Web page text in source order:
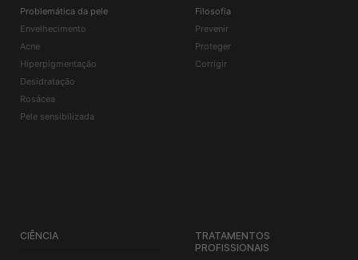
Problemática da pele
Envelhecimento
Acne
Hiperpigmentação
Desidratação
Rosácea
Pele sensibilizada
Filosofia
Prevenir
Proteger
Corrigir
CIÊNCIA
TRATAMENTOS
PROFISSIONAIS